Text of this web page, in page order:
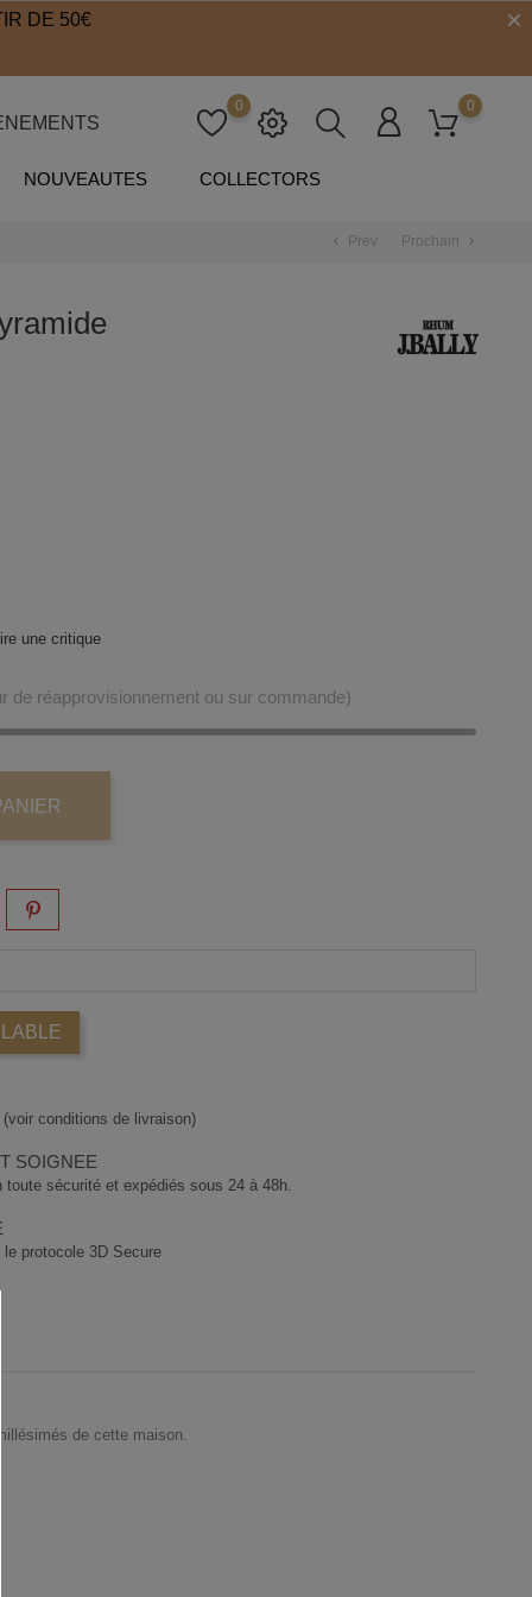
DE 50€
0
0
NOUVEAUTES COLLECTORS
chevron_left Prev Prochain chevron_right
une critique
de réapprovisionnement ou sur commande)
conditions de livraison)
SOIGNEE
sécurité et expédiés sous 24 à 48h.
protocole 3D Secure
de cette maison.